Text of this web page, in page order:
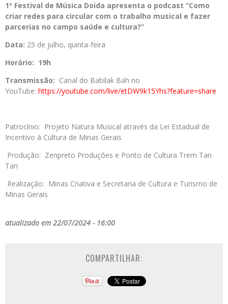
1º Festival de Música Doida apresenta o podcast “Como
criar redes para circular com o trabalho musical e fazer
parcerias no campo saúde e cultura?”
Data: 25 de julho, quinta-feira
Horário: 19h
Transmissão: Canal do Babilak Bah no
YouTube: https://youtube.com/live/etDW9k15Yhs?feature=share
Patrocínio: Projeto Natura Musical através da Lei Estadual de
Incentivo à Cultura de Minas Gerais
Produção: Zenpreto Produções e Ponto de Cultura Trem Tan
Tan
Realização: Minas Criativa e Secretaria de Cultura e Turismo de
Minas Gerais
atualizado em 22/07/2024 - 16:00
COMPARTILHAR: